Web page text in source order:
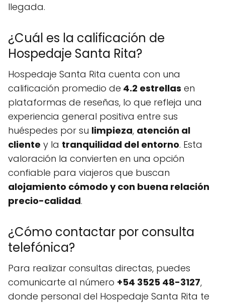
llegada.
¿Cuál es la calificación de
Hospedaje Santa Rita?
Hospedaje Santa Rita cuenta con una
calificación promedio de 4.2 estrellas en
plataformas de reseñas, lo que refleja una
experiencia general positiva entre sus
huéspedes por su limpieza, atención al
cliente y la tranquilidad del entorno. Esta
valoración la convierten en una opción
confiable para viajeros que buscan
alojamiento cómodo y con buena relación
precio-calidad.
¿Cómo contactar por consulta
telefónica?
Para realizar consultas directas, puedes
comunicarte al número +54 3525 48-3127,
donde personal del Hospedaje Santa Rita te